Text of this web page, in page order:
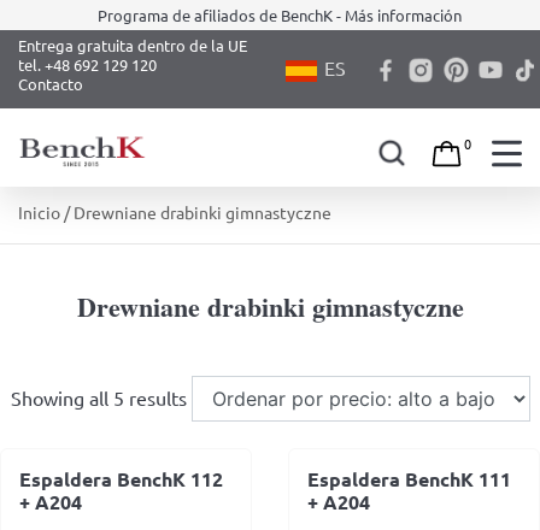
content
Programa de afiliados de BenchK - Más información
Entrega gratuita dentro de la UE
tel. +48 692 129 120
Contacto
ES
0
Inicio / Drewniane drabinki gimnastyczne
Drewniane drabinki gimnastyczne
Showing all 5 results
Espaldera BenchK 112
+ A204
Espaldera BenchK 111
+ A204